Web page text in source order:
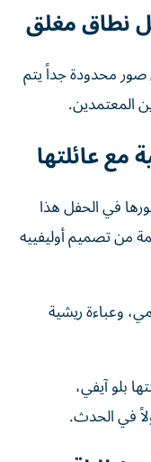
نطاق مغلق
محدودة جداً يتم
المعتمدين.
مع عائلتها
في الحفل هذا
ضخمة من تصميم أوليفييه
وعباءة ريشية
بلو آيفي،
في الحدث.